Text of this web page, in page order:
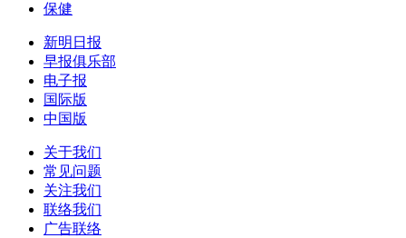
保健
新明日报
早报俱乐部
电子报
国际版
中国版
关于我们
常见问题
关注我们
联络我们
广告联络